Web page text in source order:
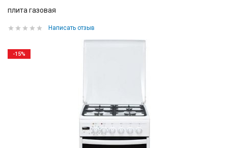
плита газовая
Написать отзыв
-15%